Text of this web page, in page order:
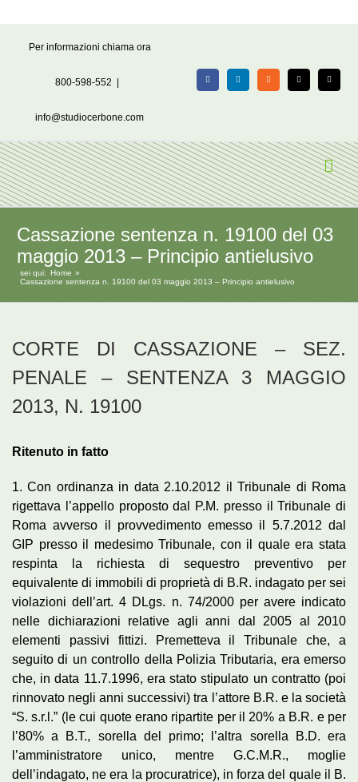
Per informazioni chiama ora
800-598-552
info@studiocerbone.com
FacebookLinkedIn Rss X Email
Cassazione sentenza n. 19100 del 03
maggio 2013 – Principio antielusivo
sei qui:
Home
Cassazione sentenza n. 19100 del 03 maggio 2013 – Principio antielusivo
CORTE DI CASSAZIONE – SEZ.
PENALE – SENTENZA 3 MAGGIO
2013, N. 19100
Ritenuto in fatto
1. Con ordinanza in data 2.10.2012 il Tribunale di Roma
rigettava l’appello proposto dal P.M. presso il Tribunale di
Roma avverso il provvedimento emesso il 5.7.2012 dal
GIP presso il medesimo Tribunale, con il quale era stata
respinta la richiesta di sequestro preventivo per
equivalente di immobili di proprietà di B.R. indagato per sei
violazioni dell’art. 4 DLgs. n. 74/2000 per avere indicato
nelle dichiarazioni relative agli anni dal 2005 al 2010
elementi passivi fittizi. Premetteva il Tribunale che, a
seguito di un controllo della Polizia Tributaria, era emerso
che, in data 11.7.1996, era stato stipulato un contratto (poi
rinnovato negli anni successivi) tra l’attore B.R. e la società
“S. s.r.l.” (le cui quote erano ripartite per il 20% a B.R. e per
l’80% a B.T., sorella del primo; l’altra sorella B.D. era
l’amministratore unico, mentre G.C.M.R., moglie
dell’indagato, ne era la procuratrice), in forza del quale il B.